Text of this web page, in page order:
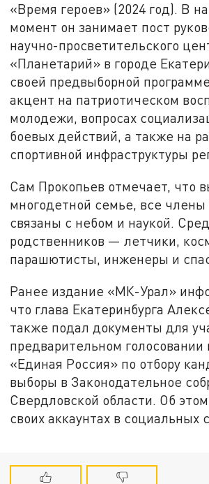
«Время героев» (2024 год). В
момент он занимает пост
научно-просветительского
«Планетарий» в городе
своей предвыборной
акцент на патриотическом
молодежи, вопросах
боевых действий, а также на
спортивной инфраструктуры
Сам Прокопьев отмечает, что
многодетной семье, все члены
связаны с небом и наукой.
родственников — летчики,
парашютисты, инженеры и
Ранее издание «МК-Урал»
что глава Екатеринбурга
также подал документы для
предварительном голосовании
«Единая Россия» по отбору
выборы в Законодательное
Свердловской области. Об
своих аккаунтах в социальных